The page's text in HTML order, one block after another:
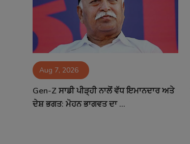
Aug 7, 2026
Gen-Z ਸਾਡੀ ਪੀੜ੍ਹੀ ਨਾਲੋਂ ਵੱਧ ਇਮਾਨਦਾਰ ਅਤੇ
ਦੇਸ਼ ਭਗਤ: ਮੋਹਨ ਭਾਗਵਤ ਦਾ ...